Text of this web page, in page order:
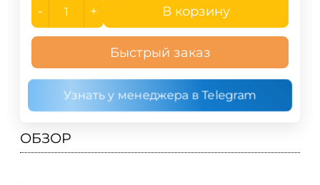
- + В корзину
Быстрый заказ
Узнать у менеджера в Telegram
ОБЗОР